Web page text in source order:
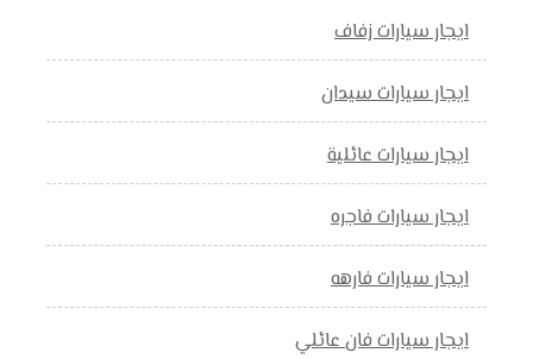
ايجار سيارات زفاف
ايجار سيارات سيدان
ايجار سيارات عائلية
ايجار سيارات فاجره
ايجار سيارات فارهه
ايجار سيارات فان عائلي